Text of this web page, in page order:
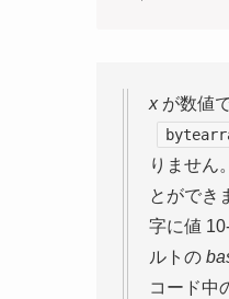
xが数値
りません
とができ
字に値
ルトの
コード中